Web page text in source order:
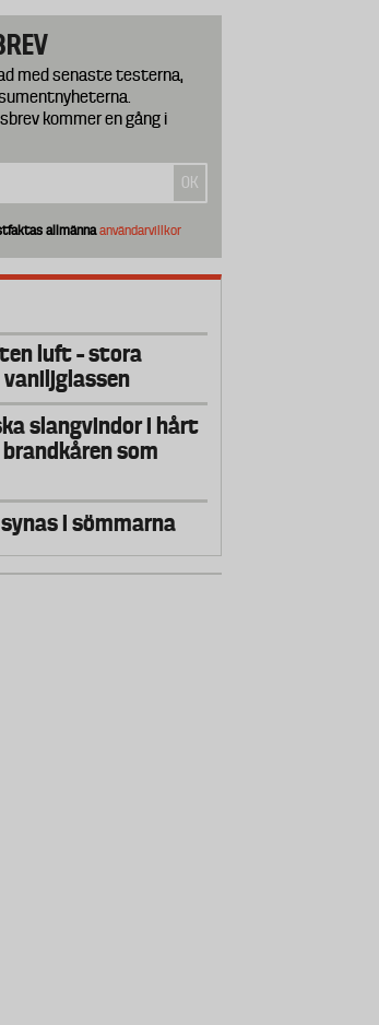
med senaste testerna,
kommer en gång i
allmännaanvändarvillkor
luft – stora
slangvindor i hårt
som
i sömmarna